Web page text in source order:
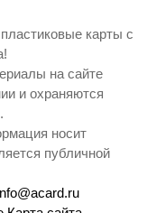
карты с
на сайте
и охраняются
носит
публичной